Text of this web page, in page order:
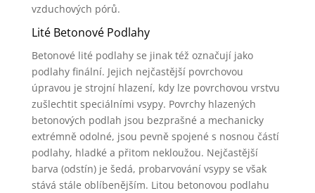
vzduchových pórů.
Lité Betonové Podlahy
Betonové lité podlahy se jinak též označují jako
podlahy finální. Jejich nejčastější povrchovou
úpravou je strojní hlazení, kdy lze povrchovou vrstvu
zušlechtit speciálními vsypy. Povrchy hlazených
betonových podlah jsou bezprašné a mechanicky
extrémně odolné, jsou pevně spojené s nosnou částí
podlahy, hladké a přitom nekloužou. Nejčastější
barva (odstín) je šedá, probarvování vsypy se však
stává stále oblíbenějším. Litou betonovou podlahu